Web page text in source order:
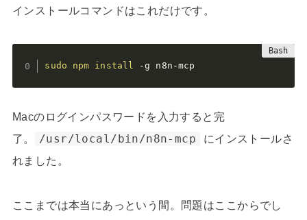
インストールコマンドはこれだけです。
sudo npm install -g n8n-mcp
Macのログインパスワードを入力すると完
了。
/usr/local/bin/n8n-mcp
にインストールさ
れました。
ここまでは本当にあっという間。問題はここからでし